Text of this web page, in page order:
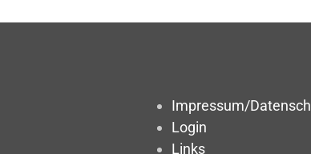
Impressum/
Login
Links